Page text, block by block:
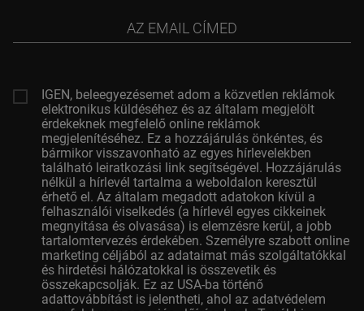
címed
IGEN, beleegyezésemet adom a közvetlen reklámok
elektronikus küldéséhez és az általam megjelölt
érdekeknek megfelelő online reklámok
megjelenítéséhez. Ez a hozzájárulás önkéntes, és
bármikor visszavonható az egyes hírlevelekben
található leiratkozási link segítségével. Hozzájárulás
nélkül a hírlevél tartalma a weboldalon keresztül
érhető el. Az általam megadott adatokon kívül a
felhasználói viselkedés (a hírlevél egyes cikkeinek
megnyitása és olvasása) is elemzésre kerül, a jobb
tartalomtervezés érdekében. Személyre szabott online
marketing céljából az adataimat más szolgáltatókkal
és hirdetési hálózatokkal is összevetik és
összekapcsolják. Ez az USA-ba történő
adattovábbítást is jelentheti, ahol az adatvédelem